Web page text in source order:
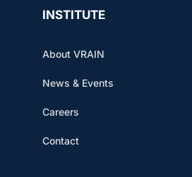
INSTITUTE
About VRAIN
News & Events
Careers
Contact